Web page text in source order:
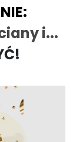
:
i...
!